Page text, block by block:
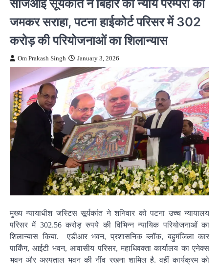
जमकर सराहा, पटना हाईकोर्ट परिसर में 302
करोड़ की परियोजनाओं का शिलान्यास
Om Prakash Singh January 3, 2026
मुख्य न्यायाधीश जस्टिस सूर्यकांत ने शनिवार को पटना उच्च न्यायालय
परिसर में 302.56 करोड़ रुपये की विभिन्न न्यायिक परियोजनाओं का
शिलान्यास किया. एडीआर भवन, प्रशासनिक ब्लॉक, बहुमंजिला कार
पार्किंग, आईटी भवन, आवासीय परिसर, महाधिवक्ता कार्यालय का एनेक्स
भवन और अस्पताल भवन की नींव रखना शामिल है. वहीं कार्यक्रम को